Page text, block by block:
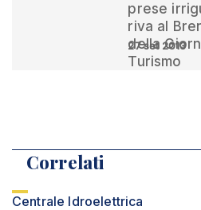
prese
riva al
della
Turismo
27 set 2013
Correlati
Centrale Idroelettrica